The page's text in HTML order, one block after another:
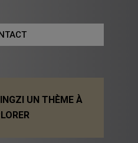
UN THÈME À